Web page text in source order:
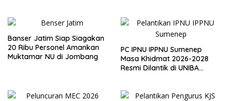
Banser Jatim Siap Siagakan
20 Ribu Personel Amankan
Muktamar NU di Jombang
PC IPNU IPPNU Sumenep
Masa Khidmat 2026-2028
Resmi Dilantik di UNIBA